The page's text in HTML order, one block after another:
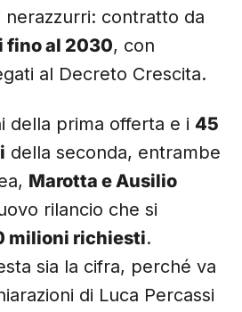
nerazzurri: contratto da
fino al 2030, con
al Decreto Crescita.
della prima offerta e i 45
della seconda, entrambe
Marotta e Ausilio
rilancio che si
milioni richiesti.
sia la cifra, perché va
di Luca Percassi